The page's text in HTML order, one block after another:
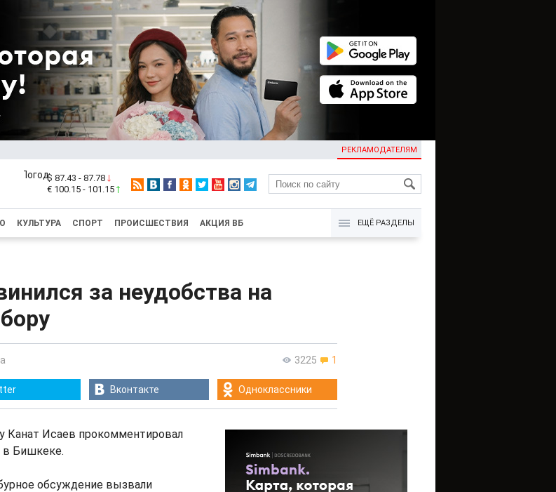
РЕКЛАМОДАТЕЛЯМ
KG
$ 87.43 - 87.78
€ 100.15 - 101.15
КУЛЬТУРА СПОРТ ПРОИСШЕСТВИЯ АКЦИЯ ВБ ЕЩЁ РАЗДЕЛЫ
за неудобства на
3225 1
Вконтакте Одноклассники
Канат Исаев прокомментировал
в Бишкеке.
обсуждение вызвали